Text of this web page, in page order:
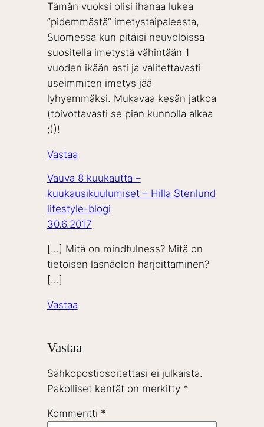
Tämän vuoksi olisi ihanaa lukea
”pidemmästä” imetystaipaleesta,
Suomessa kun pitäisi neuvoloissa
suositella imetystä vähintään 1
vuoden ikään asti ja valitettavasti
useimmiten imetys jää
lyhyemmäksi. Mukavaa kesän jatkoa
(toivottavasti se pian kunnolla alkaa
;))!
Vastaa
Vauva 8 kuukautta –
kuukausikuulumiset – Hilla Stenlund
lifestyle-blogi
30.6.2017
[…] Mitä on mindfulness? Mitä on
tietoisen läsnäolon harjoittaminen?
[…]
Vastaa
Vastaa
Sähköpostiosoitettasi ei julkaista.
Pakolliset kentät on merkitty *
Kommentti *